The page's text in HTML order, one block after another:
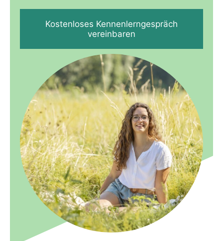
Kostenloses Kennenlerngespräch
vereinbaren